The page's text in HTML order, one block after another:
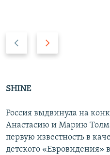
i
u
s
s
l
i
d
e
SHINE
Россия выдвинула на
Анастасию и Марию
первую известность в
детского «Евровидения»